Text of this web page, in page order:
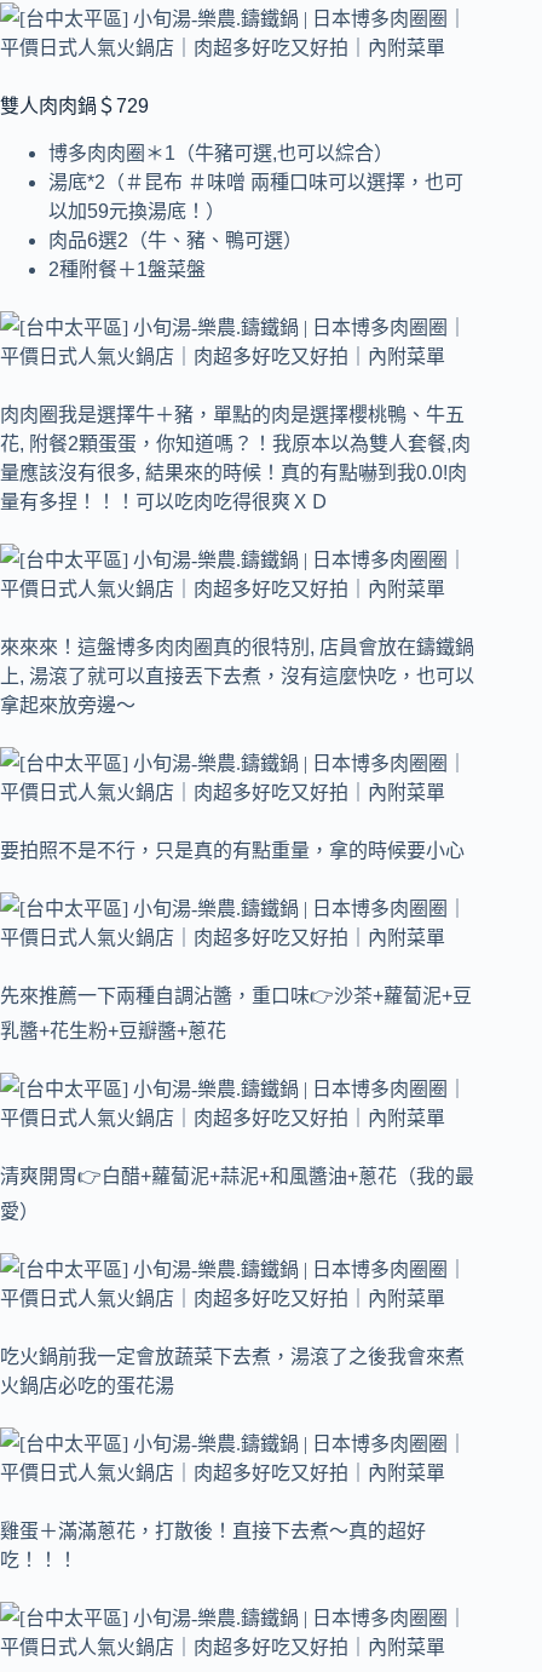
雙人肉肉鍋＄729
博多肉肉圈＊1（牛豬可選,也可以綜合）
湯底*2（＃昆布 ＃味噌 兩種口味可以選擇，也可
以加59元換湯底！）
肉品6選2（牛、豬、鴨可選）
2種附餐＋1盤菜盤
肉肉圈我是選擇牛＋豬，單點的肉是選擇櫻桃鴨、牛五
花, 附餐2顆蛋蛋， 你知道嗎？！我原本以為雙人套餐,肉
量應該沒有很多, 結果來的時候！真的有點嚇到我0.0!肉
量有多捏！！！可以吃肉吃得很爽ＸＤ
來來來！這盤博多肉肉圈真的很特別, 店員會放在鑄鐵鍋
上, 湯滾了就可以直接丟下去煮，沒有這麼快吃，也可以
拿起來放旁邊～
要拍照不是不行，只是真的有點重量，拿的時候要小心
先來推薦一下兩種自調沾醬， 重口味👉沙茶+蘿蔔泥+豆
乳醬+花生粉+豆瓣醬+蔥花
清爽開胃👉白醋+蘿蔔泥+蒜泥+和風醬油+蔥花（我的最
愛）
吃火鍋前我一定會放蔬菜下去煮，湯滾了之後我會來煮
火鍋店必吃的蛋花湯
雞蛋＋滿滿蔥花，打散後！直接下去煮～真的超好
吃！！！